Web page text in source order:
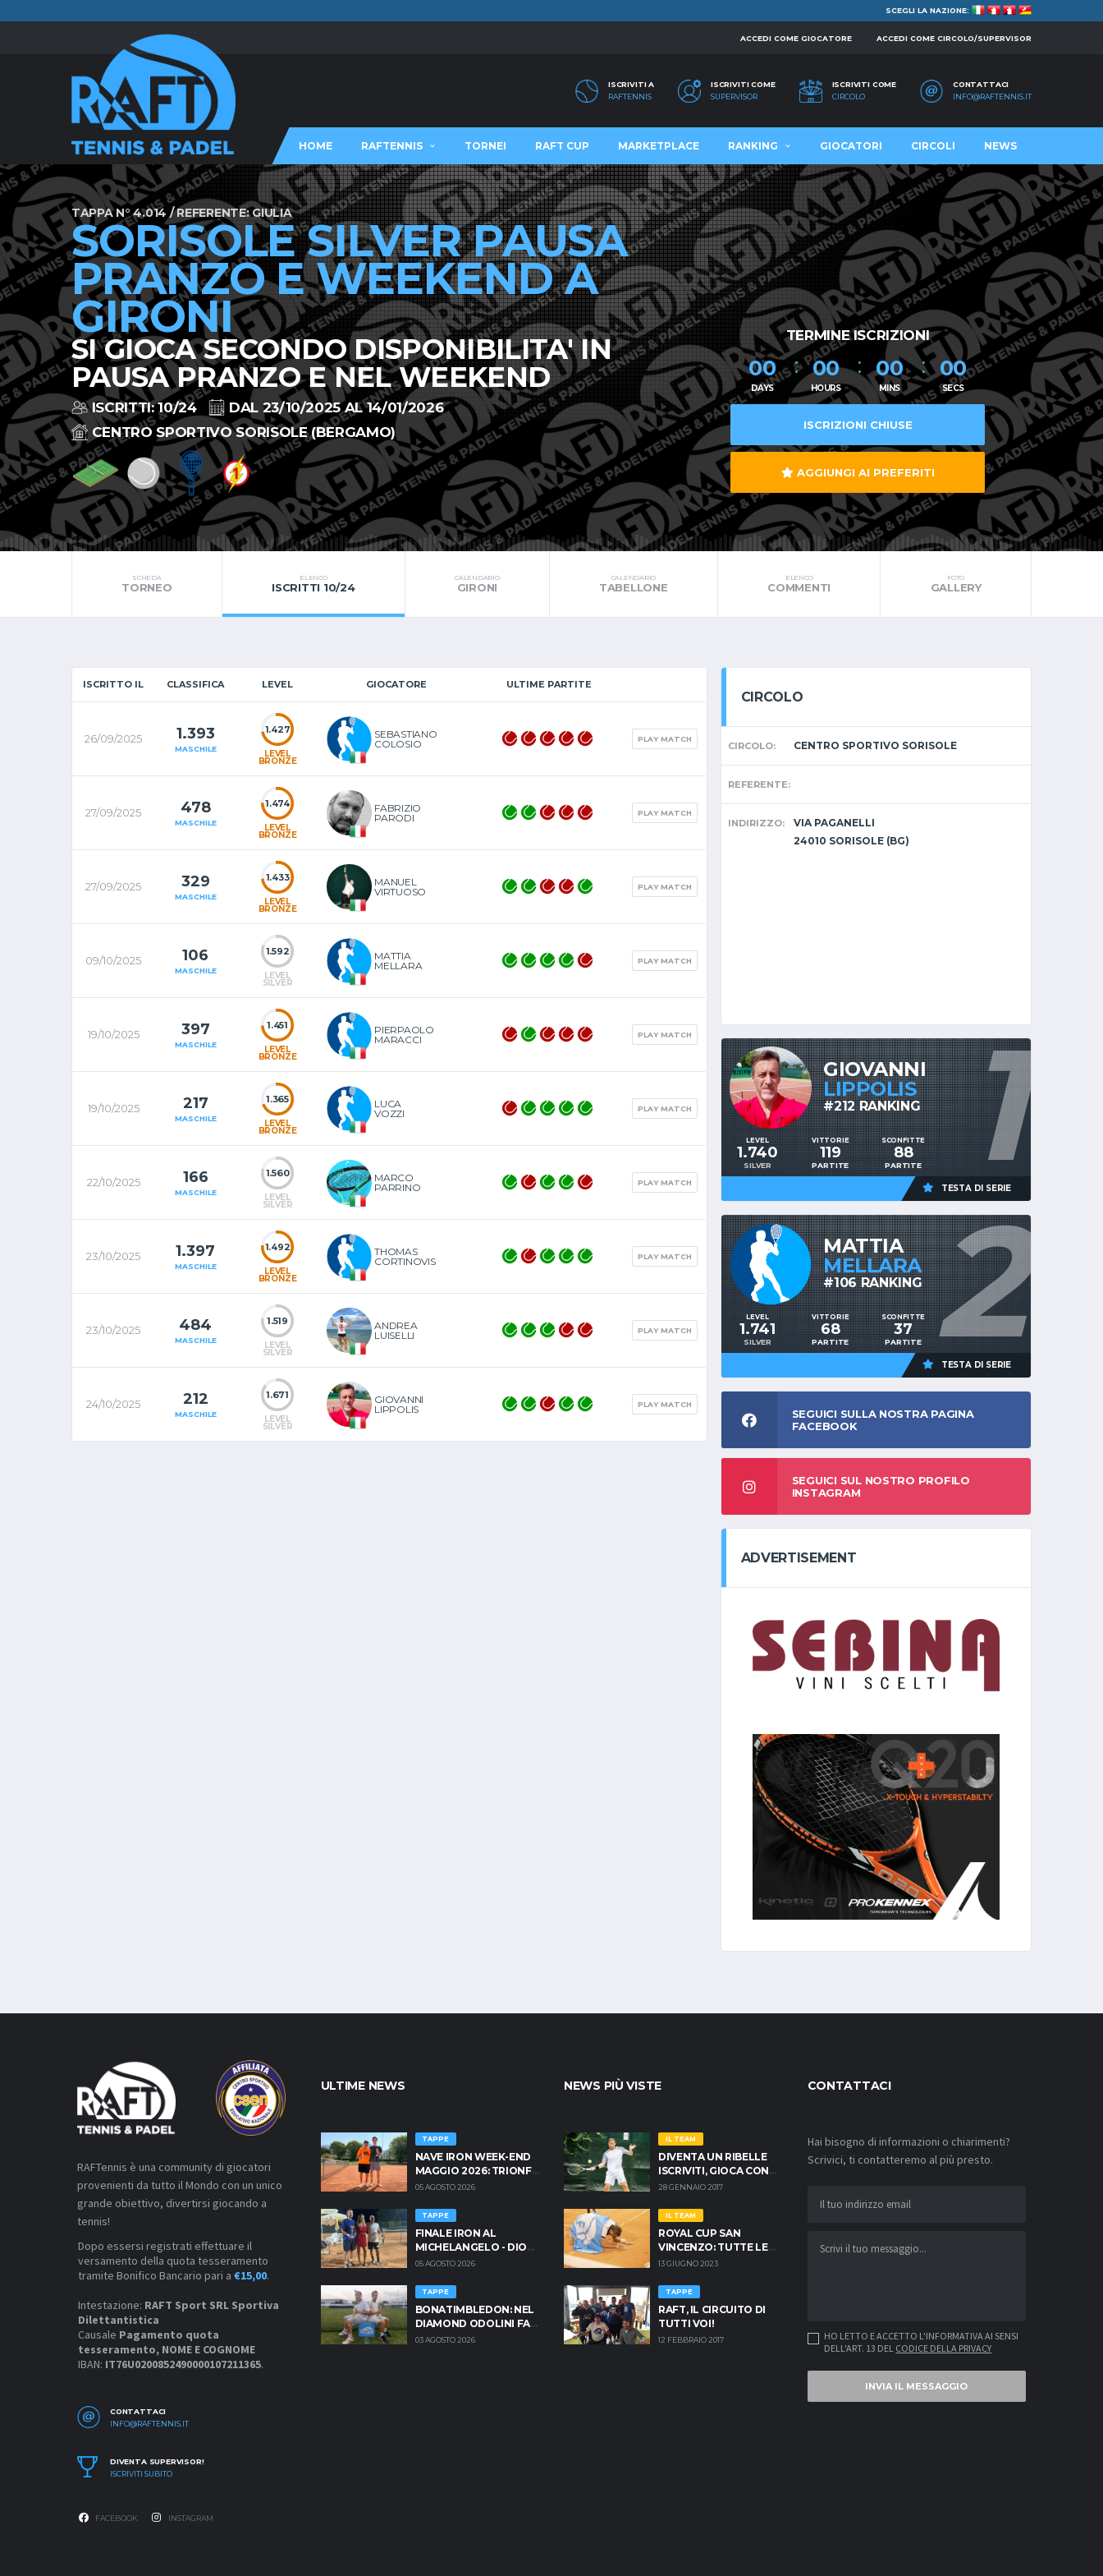
SCEGLI LA NAZIONE:
ACCEDI COME GIOCATORE ACCEDI COME CIRCOLO/SUPERVISOR
ISCRIVITI A
RAFTENNIS
ISCRIVITI COME
SUPERVISOR
ISCRIVITI COME
CIRCOLO
CONTATTACI
INFO@RAFTENNIS.IT
HOME RAFTENNIS TORNEI RAFT CUP MARKETPLACE RANKING GIOCATORI CIRCOLI NEWS
TAPPA N° 4.014 / REFERENTE: GIULIA
SORISOLE SILVER PAUSA
PRANZO E WEEKEND A
GIRONI
SI GIOCA SECONDO DISPONIBILITA' IN
PAUSA PRANZO E NEL WEEKEND
ISCRITTI: 10/24
DAL 23/10/2025 AL 14/01/2026
CENTRO SPORTIVO SORISOLE (BERGAMO)
TERMINE ISCRIZIONI
00
DAYS
00
HOURS
00
MINS
00
SECS
ISCRIZIONI CHIUSE
AGGIUNGI AI PREFERITI
SCHEDA
TORNEO
ELENCO
ISCRITTI 10/24
CALENDARIO
GIRONI
CALENDARIO
TABELLONE
ELENCO
COMMENTI
FOTO
GALLERY
ISCRITTO IL CLASSIFICA LEVEL GIOCATORE ULTIME PARTITE
26/09/2025 1.393
MASCHILE
1.427
LEVEL
BRONZE
SEBASTIANO
COLOSIO
PLAY MATCH
27/09/2025 478
MASCHILE
1.474
LEVEL
BRONZE
FABRIZIO
PARODI
PLAY MATCH
27/09/2025 329
MASCHILE
1.433
LEVEL
BRONZE
MANUEL
VIRTUOSO
PLAY MATCH
09/10/2025 106
MASCHILE
1.592
LEVEL
SILVER
MATTIA
MELLARA
PLAY MATCH
19/10/2025 397
MASCHILE
1.451
LEVEL
BRONZE
PIERPAOLO
MARACCI
PLAY MATCH
19/10/2025 217
MASCHILE
1.365
LEVEL
BRONZE
LUCA
VOZZI
PLAY MATCH
22/10/2025 166
MASCHILE
1.560
LEVEL
SILVER
MARCO
PARRINO
PLAY MATCH
23/10/2025 1.397
MASCHILE
1.492
LEVEL
BRONZE
THOMAS
CORTINOVIS
PLAY MATCH
23/10/2025 484
MASCHILE
1.519
LEVEL
SILVER
ANDREA
LUISELLI
PLAY MATCH
24/10/2025 212
MASCHILE
1.671
LEVEL
SILVER
GIOVANNI
LIPPOLIS
PLAY MATCH
CIRCOLO
CIRCOLO: CENTRO SPORTIVO SORISOLE
REFERENTE:
INDIRIZZO:
VIA PAGANELLI
24010 SORISOLE (BG)
1
GIOVANNI
LIPPOLIS
#212 RANKING
LEVEL
1.740
SILVER
VITTORIE
119
PARTITE
SCONFITTE
88
PARTITE
TESTA DI SERIE
2
MATTIA
MELLARA
#106 RANKING
LEVEL
1.741
SILVER
VITTORIE
68
PARTITE
SCONFITTE
37
PARTITE
TESTA DI SERIE
SEGUICI SULLA NOSTRA PAGINA
FACEBOOK
SEGUICI SUL NOSTRO PROFILO
INSTAGRAM
ADVERTISEMENT
RAFTennis è una community di giocatori
provenienti da tutto il Mondo con un unico
grande obiettivo, divertirsi giocando a
tennis!
Dopo essersi registrati effettuare il
versamento della quota tesseramento
tramite Bonifico Bancario pari a €15,00.
Intestazione: RAFT Sport SRL Sportiva
Dilettantistica
Causale Pagamento quota
tesseramento, NOME E COGNOME
IBAN: IT76U0200852490000107211365.
CONTATTACI
INFO@RAFTENNIS.IT
DIVENTA SUPERVISOR!
ISCRIVITI SUBITO
FACEBOOK INSTAGRAM
ULTIME NEWS
TAPPE
NAVE IRON WEEK-END
MAGGIO 2026: TRIONFA
MAGONI SU TOGNI
05 AGOSTO 2026
TAPPE
FINALE IRON AL
MICHELANGELO - DIONI
& BONASSI FINO ALLA
05 AGOSTO 2026
TAPPE
BONATIMBLEDON: NEL
DIAMOND ODOLINI FA 3
SU 4, TAMENI RIDUCE IL
03 AGOSTO 2026
NEWS PIÙ VISTE
IL TEAM
DIVENTA UN RIBELLE
ISCRIVITI, GIOCA CON
NOI! TORNEI & SFIDE!
28 GENNAIO 2017
IL TEAM
ROYAL CUP SAN
VINCENZO: TUTTE LE
INFO PER PRENOTARE
13 GIUGNO 2023
TAPPE
RAFT, IL CIRCUITO DI
TUTTI VOI!
12 FEBBRAIO 2017
CONTATTACI
Hai bisogno di informazioni o chiarimenti?
Scrivici, ti contatteremo al più presto.
HO LETTO E ACCETTO L'INFORMATIVA AI SENSI
DELL'ART. 13 DEL CODICE DELLA PRIVACY
INVIA IL MESSAGGIO